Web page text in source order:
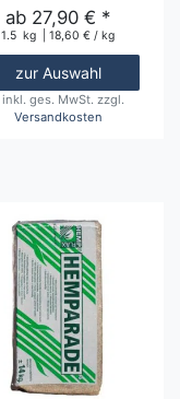
ab 27,90 € *
1.5 kg | 18,60 € / kg
zur Auswahl
inkl. ges. MwSt. zzgl.
Versandkosten